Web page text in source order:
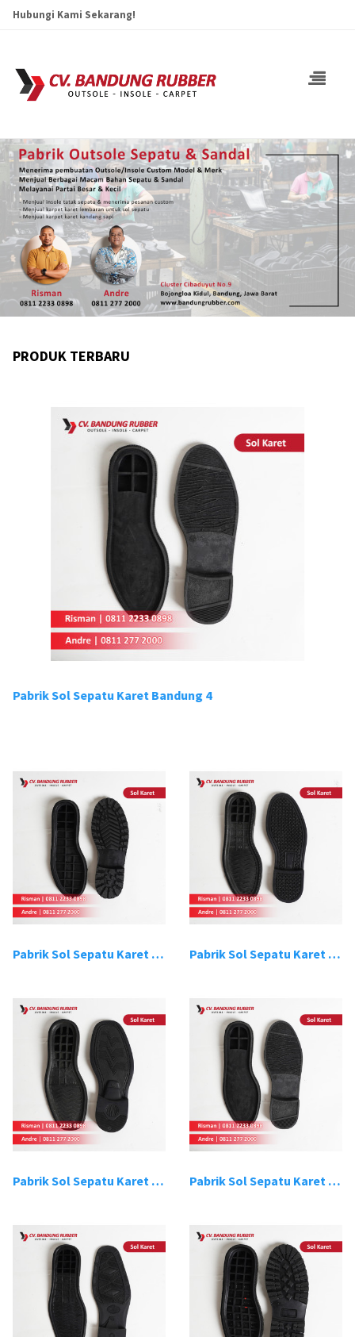
Hubungi Kami Sekarang!
PRODUK TERBARU
Pabrik Sol Sepatu Karet Bandung 4
Pabrik Sol Sepatu Karet Bandung 1 Pabrik Sol Sepatu Karet Bandung 2
Pabrik Sol Sepatu Karet Bandung 3 Pabrik Sol Sepatu Karet Bandung 4